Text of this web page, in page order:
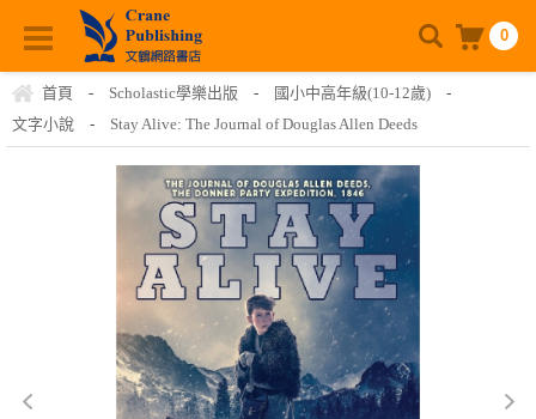
0
首頁 - Scholastic學樂出版 - 國小中高年級(10-12歲)
-
文字小說
- Stay Alive: The Journal of Douglas Allen Deeds